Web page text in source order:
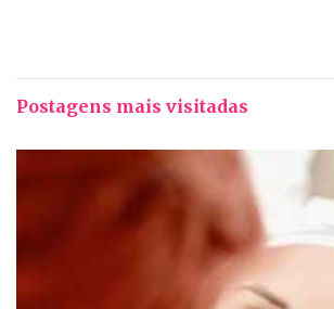
Postagens mais visitadas